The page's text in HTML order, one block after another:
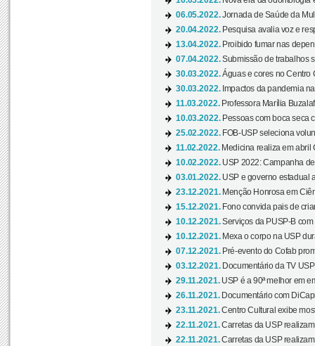
06.05.2022.Jornada de Saúde da
20.04.2022. Pesquisa avalia voz e
13.04.2022. Proibido fumar nas
07.04.2022.Submissão de trabalhos
30.03.2022.Águas e cores no Centro
30.03.2022. Impactos da pandemia
11.03.2022. Professora Marília
10.03.2022. Pessoas com boca seca
25.02.2022. FOB-USP seleciona
11.02.2022. Medicina realiza em abril
10.02.2022. USP 2022: Campanha
03.01.2022. USP e governo estadual
23.12.2021. Menção Honrosa em
15.12.2021. Fono convida pais de
10.12.2021.Serviços da PUSP-B
10.12.2021. Mexa o corpo na USP
07.12.2021. Pré-evento do Cofab
03.12.2021. Documentário da TV
29.11.2021. USP é a 90ª melhor em
26.11.2021. Documentário com
23.11.2021.Centro Cultural exibe
22.11.2021.Carretas da USP
22.11.2021.Carretas da USP